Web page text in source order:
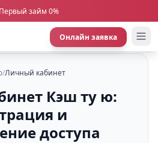
займ 0%
Онлайн заявка
/Личный кабинет
Кэш ту ю:
и
доступа